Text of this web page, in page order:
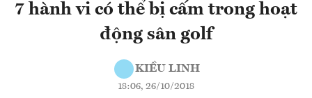
7 hành vi có thể bị cấm trong hoạt
động sân golf
KIỀU LINH
18:06, 26/10/2018